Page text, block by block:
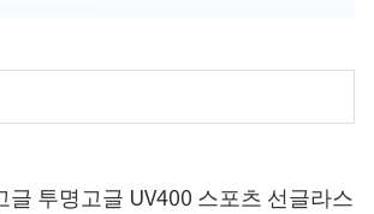
글 투명고글 UV400 스포츠 선글라스